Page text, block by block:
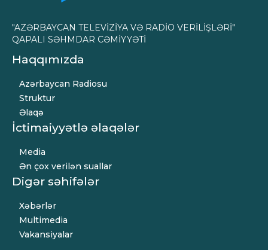
"AZƏRBAYCAN TELEVİZİYA VƏ RADİO VERİLİŞLƏRİ"
QAPALI SƏHMDAR CƏMİYYƏTİ
Haqqımızda
Azərbaycan Radiosu
Struktur
Əlaqə
İctimaiyyətlə əlaqələr
Media
Ən çox verilən suallar
Digər səhifələr
Xəbərlər
Multimedia
Vakansiyalar